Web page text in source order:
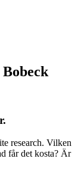
research. Vilken
får det kosta? Är